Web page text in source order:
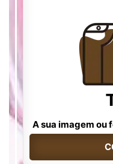
A sua imagem ou